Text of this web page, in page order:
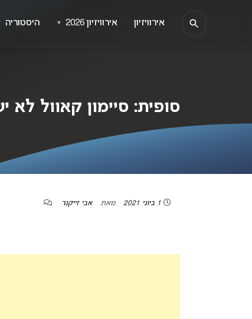
סופית: סיימון קאוול
מאת אבי זייקנר
אירוויזיון אירוויזיון 2026 ▼ היסטוריה